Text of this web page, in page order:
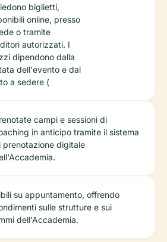
biglietti,
online, presso
o tramite
autorizzati. I
dipendono dalla
dell'evento e dal
a sedere (
campi e sessioni di
in anticipo tramite il sistema
prenotazione digitale
su appuntamento, offrendo
sulle strutture e sui
dell'Accademia.